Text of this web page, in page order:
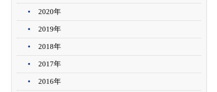
2020年
2019年
2018年
2017年
2016年